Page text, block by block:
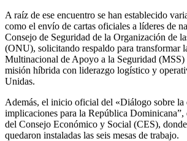
A raíz de ese encuentro se han establecido
como el envío de cartas oficiales a líderes de
Consejo de Seguridad de la Organización de
(ONU), solicitando respaldo para transformar
Multinacional de Apoyo a la Seguridad (MSS)
misión híbrida con liderazgo logístico y
Unidas.
Además, el inicio oficial del «Diálogo sobre la
implicaciones para la República Dominicana”,
del Consejo Económico y Social (CES), donde
quedaron instaladas las seis mesas de trabajo.